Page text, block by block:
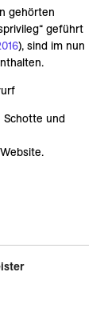
gehörten
geführt
), sind im nun
Schotte und